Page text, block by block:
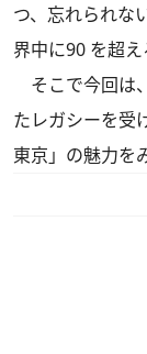
つ、忘れられな
界中に90 を超え
そこで今回は
たレガシーを受
東京」の魅力を